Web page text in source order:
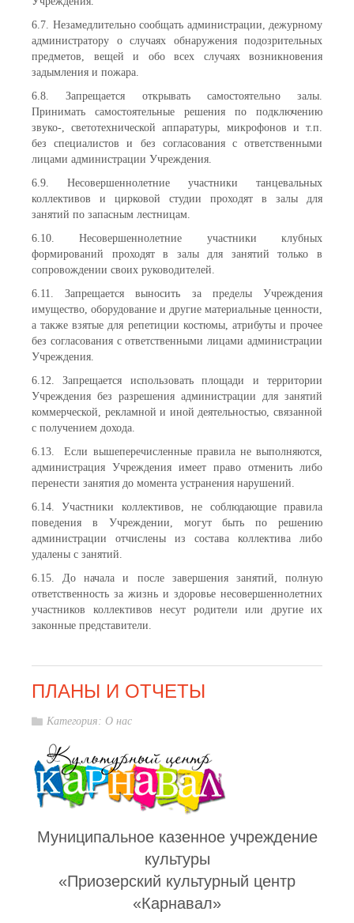
6.7. Незамедлительно сообщать администрации, дежурному
администратору о случаях обнаружения подозрительных
предметов, вещей и обо всех случаях возникновения
задымления и пожара.
6.8. Запрещается открывать самостоятельно залы.
Принимать самостоятельные решения по подключению
звуко-, светотехнической аппаратуры, микрофонов и т.п.
без специалистов и без согласования с ответственными
лицами администрации Учреждения.
6.9. Несовершеннолетние участники танцевальных
коллективов и цирковой студии проходят в залы для
занятий по запасным лестницам.
6.10. Несовершеннолетние участники клубных
формирований проходят в залы для занятий только в
сопровождении своих руководителей.
6.11. Запрещается выносить за пределы Учреждения
имущество, оборудование и другие материальные ценности,
а также взятые для репетиции костюмы, атрибуты и прочее
без согласования с ответственными лицами администрации
Учреждения.
6.12. Запрещается использовать площади и территории
Учреждения без разрешения администрации для занятий
коммерческой, рекламной и иной деятельностью, связанной
с получением дохода.
6.13. Если вышеперечисленные правила не выполняются,
администрация Учреждения имеет право отменить либо
перенести занятия до момента устранения нарушений.
6.14. Участники коллективов, не соблюдающие правила
поведения в Учреждении, могут быть по решению
администрации отчислены из состава коллектива либо
удалены с занятий.
6.15. До начала и после завершения занятий, полную
ответственность за жизнь и здоровье несовершеннолетних
участников коллективов несут родители или другие их
законные представители.
ПЛАНЫ И ОТЧЕТЫ
Категория: О нас
Муниципальное казенное учреждение
культуры
«Приозерский культурный центр
«Карнавал»